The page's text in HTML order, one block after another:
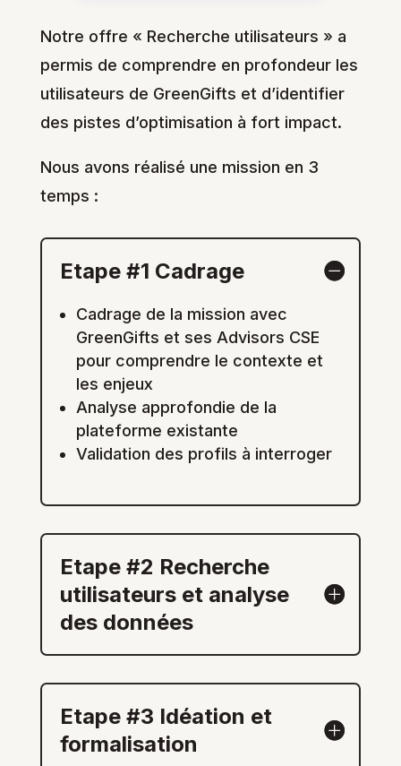
Notre offre « Recherche utilisateurs » a
permis de comprendre en profondeur les
utilisateurs de GreenGifts et d’identifier
des pistes d’optimisation à fort impact.
Nous avons réalisé une mission en 3
temps :
Etape #1 Cadrage
Cadrage de la mission avec
GreenGifts et ses Advisors CSE
pour comprendre le contexte et
les enjeux
Analyse approfondie de la
plateforme existante
Validation des profils à interroger
Etape #2 Recherche
utilisateurs et analyse
des données
Etape #3 Idéation et
formalisation